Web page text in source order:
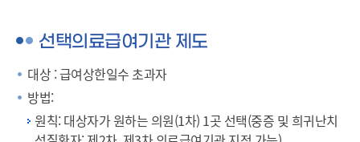
선택의료급여기관 제도
대상 : 급여상한일수 초과자
방법:
원칙: 대상자가 원하는 의원(1차) 1곳 선택(중증 및 희귀난치